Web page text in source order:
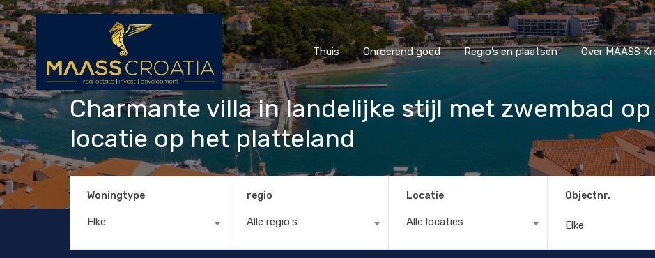
Thuis Onroerend goed Regio’s en plaatsen Over
Thuis Onroerend goed Regio’s en plaatsen Over MAASS
Charmante villa in landelijke stijl met zwembad
locatie op het platteland
Woningtype
Elke
regio
Alle regio's
Locatie
Alle locaties
Objectnr.